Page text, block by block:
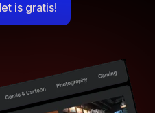
is gratis!